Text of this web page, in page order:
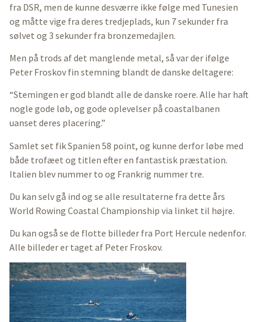
fra DSR, men de kunne desværre ikke følge med Tunesien
og måtte vige fra deres tredjeplads, kun 7 sekunder fra
sølvet og 3 sekunder fra bronzemedajlen.
Men på trods af det manglende metal, så var der ifølge
Peter Froskov fin stemning blandt de danske deltagere:
“Stemingen er god blandt alle de danske roere. Alle har haft
nogle gode løb, og gode oplevelser på coastalbanen
uanset deres placering.”
Samlet set fik Spanien 58 point, og kunne derfor løbe med
både trofæet og titlen efter en fantastisk præstation.
Italien blev nummer to og Frankrig nummer tre.
Du kan selv gå ind og se alle resultaterne fra dette års
World Rowing Coastal Championship via linket til højre.
Du kan også se de flotte billeder fra Port Hercule nedenfor.
Alle billeder er taget af Peter Froskov.